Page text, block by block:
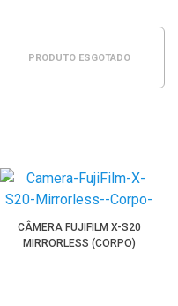
PRODUTO ESGOTADO
CÂMERA FUJIFILM X-S20
MIRRORLESS (CORPO)